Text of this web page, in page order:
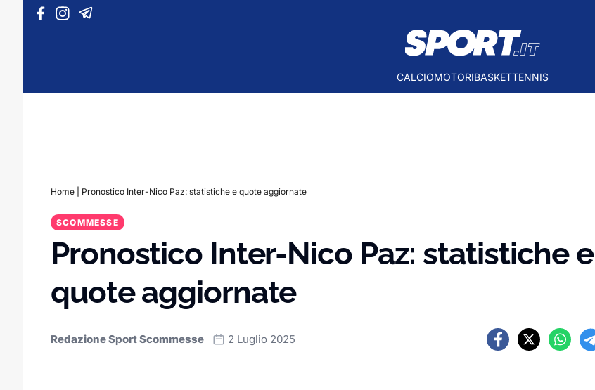
Vai al contenuto
CALCIOMOTORIBASKETTENNIS
Home Pronostico Inter-Nico Paz: statistiche e quote aggiornate
SCOMMESSE
Pronostico Inter-Nico Paz: statistiche e
quote aggiornate
Redazione Sport Scommesse 2 Luglio 2025